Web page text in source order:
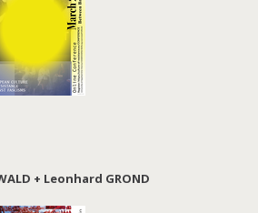
+ Leonhard GROND